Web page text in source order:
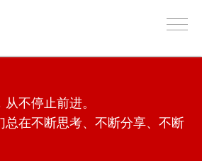
不停止前进。
总在不断思考、不断分享、不断